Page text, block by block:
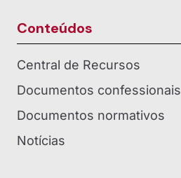
Conteúdos
Central de Recursos
Documentos confessionais
Documentos normativos
Notícias